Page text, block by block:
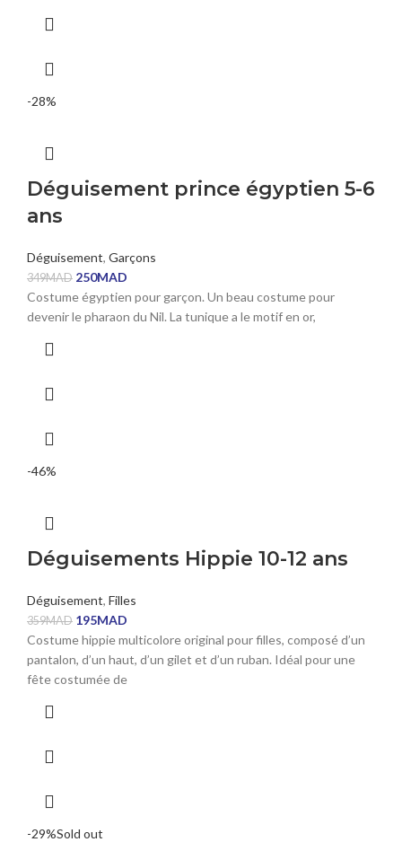
-28%
Déguisement prince égyptien 5-6
ans
Déguisement, Garçons
349MAD 250MAD
Costume égyptien pour garçon. Un beau costume pour
devenir le pharaon du Nil. La tunique a le motif en or,
-46%
Déguisements Hippie 10-12 ans
Déguisement, Filles
359MAD 195MAD
Costume hippie multicolore original pour filles, composé d’un
pantalon, d’un haut, d’un gilet et d’un ruban. Idéal pour une
fête costumée de
-29%Sold out